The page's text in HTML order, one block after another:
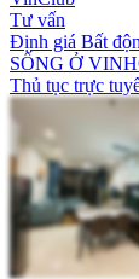
Tư vấn
Định giá Bất
SỐNG Ở
Thủ tục trực